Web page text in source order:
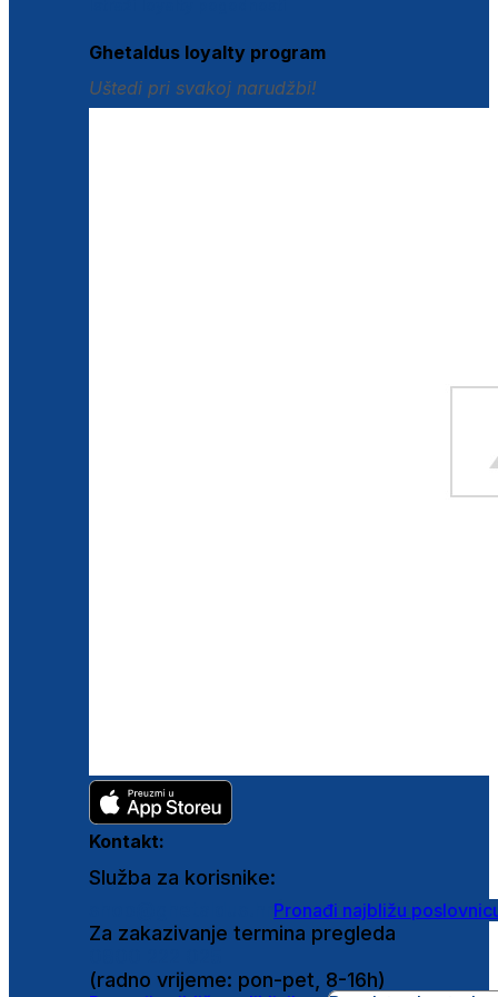
Ghetaldus loyalty program
Uštedi pri svakoj narudžbi!
Kontakt:
Služba za korisnike:
Pronađi najbližu
Za zakazivanje termina pregleda
(radno vrijeme: pon-pet, 8-16h)